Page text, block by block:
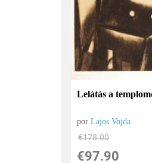
Lelátás a
porLajos Vojda
€178.00
€97.90